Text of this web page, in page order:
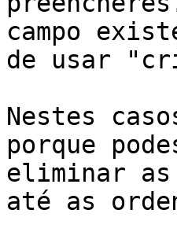
campo
de usar
Nestes
porque
eliminar as
até as